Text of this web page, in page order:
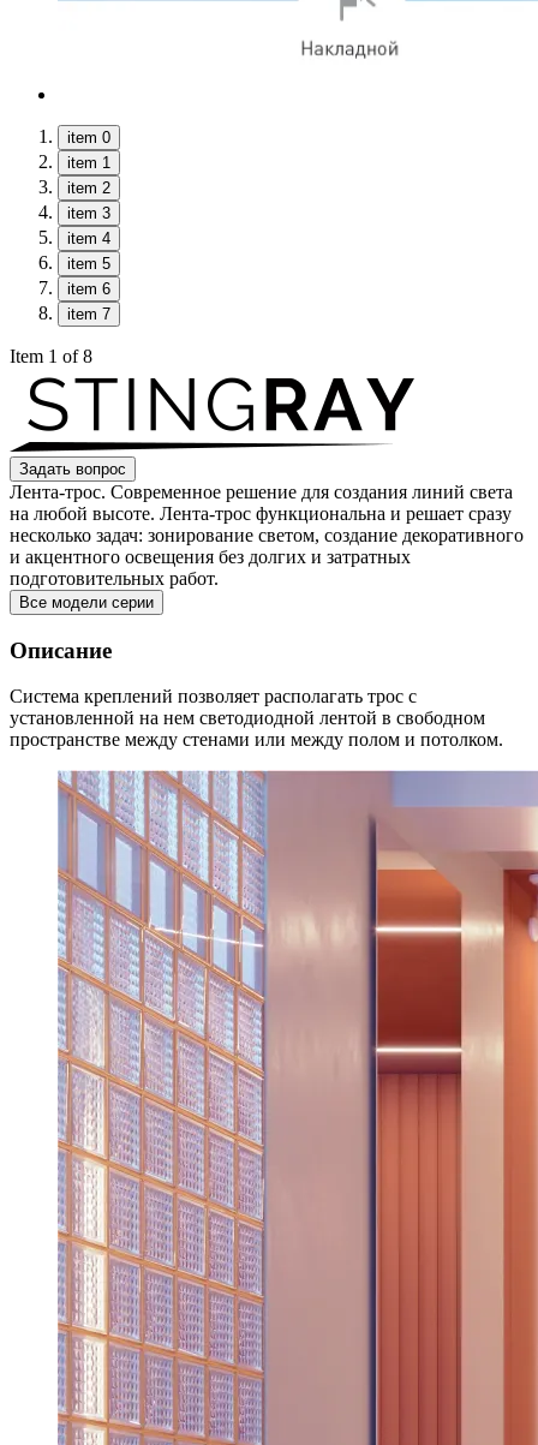
item 0
item 1
item 2
item 3
item 4
item 5
item 6
item 7
Item 1 of 8
Задать вопрос
Лента-трос. Современное решение для создания линий света
на любой высоте. Лента-трос функциональна и решает сразу
несколько задач: зонирование светом, создание декоративного
и акцентного освещения без долгих и затратных
подготовительных работ.
Все модели серии
Описание
Система креплений позволяет располагать трос с
установленной на нем светодиодной лентой в свободном
пространстве между стенами или между полом и потолком.